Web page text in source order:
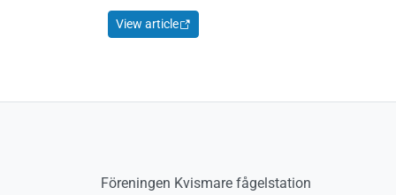
View article
Föreningen Kvismare fågelstation